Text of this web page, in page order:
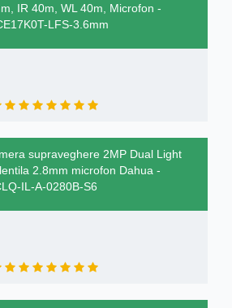
IR 40m, WL 40m, Microfon -
LFS-3.6mm
supraveghere 2MP Dual Light
2.8mm microfon Dahua -
IL-A-0280B-S6